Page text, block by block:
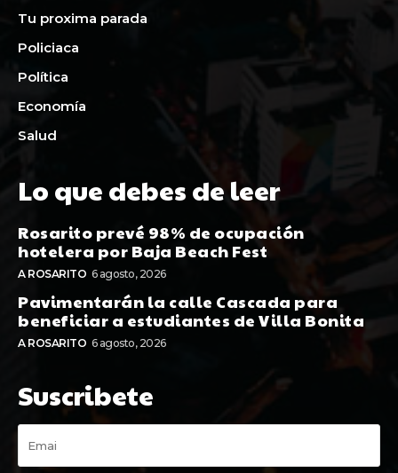
Tu proxima parada
Policiaca
Política
Economía
Salud
Lo que debes de leer
Rosarito prevé 98% de ocupación
hotelera por Baja Beach Fest
A ROSARITO 6 agosto, 2026
Pavimentarán la calle Cascada para
beneficiar a estudiantes de Villa Bonita
A ROSARITO 6 agosto, 2026
Suscribete